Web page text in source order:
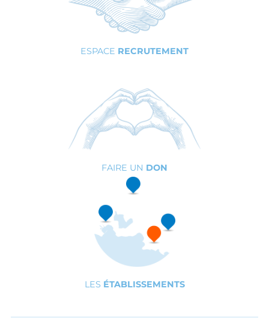
ESPACE RECRUTEMENT
FAIRE UN DON
LES ÉTABLISSEMENTS